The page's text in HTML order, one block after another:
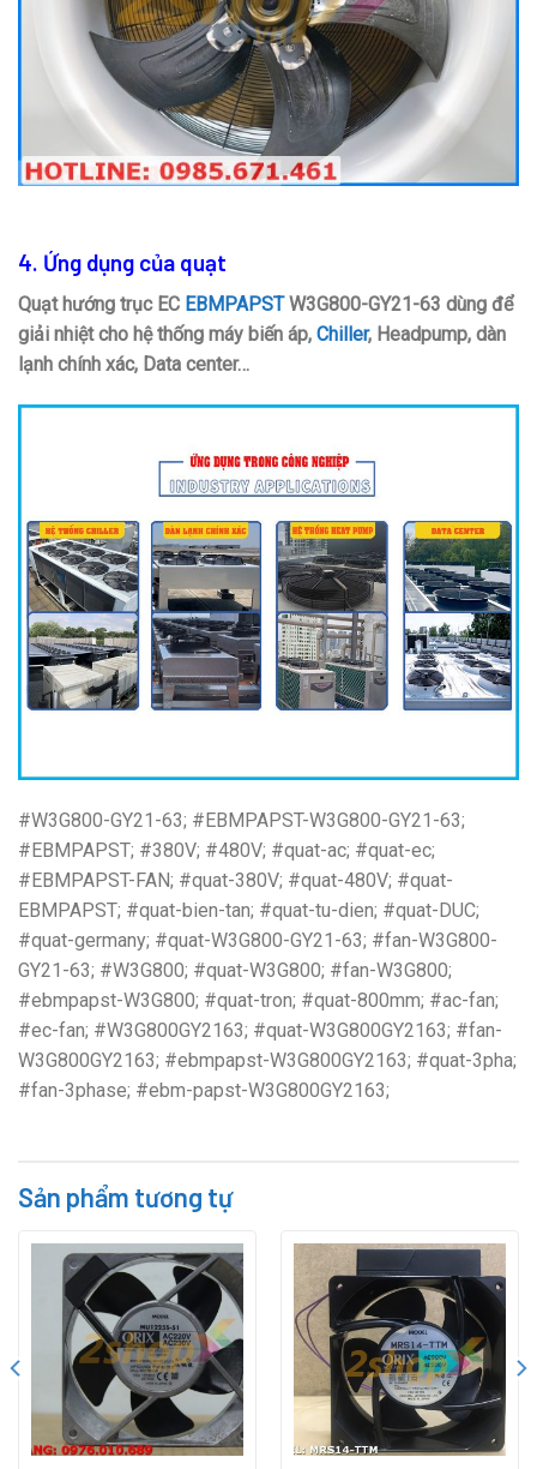
4. Ứng dụng của quạt
Quạt hướng trục EC EBMPAPSTW3G800-GY21-63 dùng để
giải nhiệt cho hệ thống máy biến áp, Chiller, Headpump, dàn
lạnh chính xác, Data center…
#W3G800-GY21-63; #EBMPAPST-W3G800-GY21-63;
#EBMPAPST; #380V; #480V; #quat-ac; #quat-ec;
#EBMPAPST-FAN; #quat-380V; #quat-480V; #quat-
EBMPAPST; #quat-bien-tan; #quat-tu-dien; #quat-DUC;
#quat-germany; #quat-W3G800-GY21-63; #fan-W3G800-
GY21-63; #W3G800; #quat-W3G800; #fan-W3G800;
#ebmpapst-W3G800; #quat-tron; #quat-800mm; #ac-fan;
#ec-fan; #W3G800GY2163; #quat-W3G800GY2163; #fan-
W3G800GY2163; #ebmpapst-W3G800GY2163; #quat-3pha;
#fan-3phase; #ebm-papst-W3G800GY2163;
Sản phẩm tương tự